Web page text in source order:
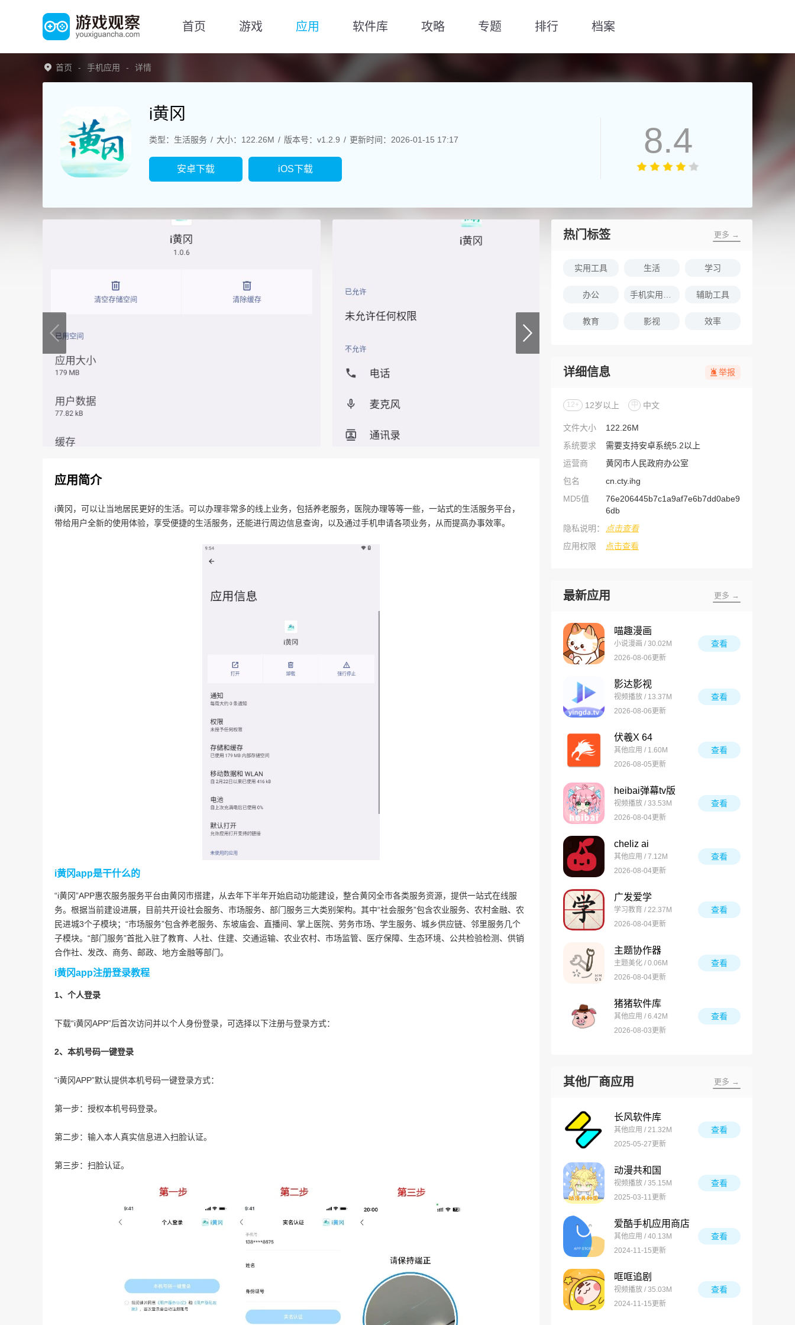
首页 游戏 应用 软件库 攻略 专题 排行 档案
首页 手机应用 详情
i黄冈
类型：生活服务 大小：122.26M 版本号：v1.2.9 更新时间：2026-01-15 17:17
安卓下载 iOS下载
8.4
应用简介
i黄冈，可以让当地居民更好的生活。可以办理非常多的线上业务，包括养老服务，医院办理等等一些，一站式的生活服务平台，
带给用户全新的使用体验，享受便捷的生活服务，还能进行周边信息查询，以及通过手机申请各项业务，从而提高办事效率。
i黄冈app是干什么的
“i黄冈”APP惠农服务服务平台由黄冈市搭建，从去年下半年开始启动功能建设，整合黄冈全市各类服务资源，提供一站式在线服
务。根据当前建设进展，目前共开设社会服务、市场服务、部门服务三大类别架构。其中“社会服务”包含农业服务、农村金融、农
民进城3个子模块；“市场服务”包含养老服务、东坡庙会、直播间、掌上医院、劳务市场、学生服务、城乡供应链、邻里服务几个
子模块。“部门服务”首批入驻了教育、人社、住建、交通运输、农业农村、市场监管、医疗保障、生态环境、公共检验检测、供销
合作社、发改、商务、邮政、地方金融等部门。
i黄冈app注册登录教程
1、个人登录
下载“i黄冈APP”后首次访问并以个人身份登录，可选择以下注册与登录方式：
2、本机号码一键登录
“i黄冈APP”默认提供本机号码一键登录方式：
第一步：授权本机号码登录。
第二步：输入本人真实信息进入扫脸认证。
第三步：扫脸认证。
热门标签 更多 →
实用工具 生活 学习
办公 辅助工具
教育 影视 效率
详细信息 举报
12+ 12岁以上 中 中文
文件大小
122.26M
系统要求
需要支持安卓系统5.2以上
运营商
黄冈市人民政府办公室
包名
cn.cty.ihg
MD5值
76e206445b7c1a9af7e6b7dd0abe9
6db
隐私说明：
点击查看
应用权限
点击查看
最新应用 更多 →
喵趣漫画
小说漫画 / 30.02M
2026-08-06更新
查看
影达影视
视频播放 / 13.37M
2026-08-06更新
查看
伏羲X 64
其他应用 / 1.60M
2026-08-05更新
查看
heibai弹幕tv版
视频播放 / 33.53M
2026-08-04更新
查看
cheliz ai
其他应用 / 7.12M
2026-08-04更新
查看
广发爱学
学习教育 / 22.37M
2026-08-04更新
查看
主题协作器
主题美化 / 0.06M
2026-08-04更新
查看
猪猪软件库
其他应用 / 6.42M
2026-08-03更新
查看
其他厂商应用 更多 →
长风软件库
其他应用 / 21.32M
2025-05-27更新
查看
动漫共和国
视频播放 / 35.15M
2025-03-11更新
查看
爱酷手机应用商店
其他应用 / 40.13M
2024-11-15更新
查看
哐哐追剧
视频播放 / 35.03M
2024-11-15更新
查看